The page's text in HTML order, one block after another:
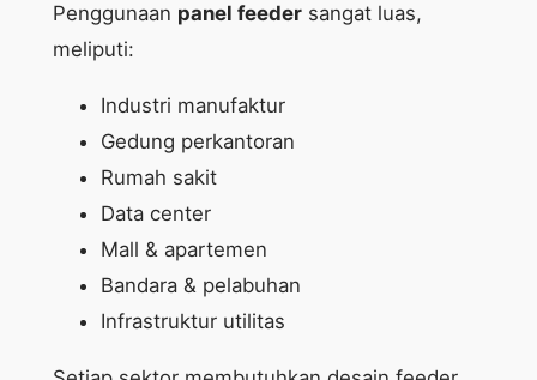
Penggunaan panel feedersangat luas,
meliputi:
Industri manufaktur
Gedung perkantoran
Rumah sakit
Data center
Mall & apartemen
Bandara & pelabuhan
Infrastruktur utilitas